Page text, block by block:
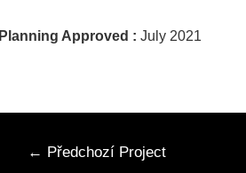
Planning Approved : July 2021
Navigace
← Předchozí Project